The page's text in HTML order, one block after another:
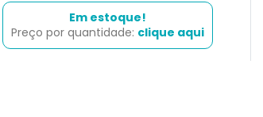
Em estoque!
Preço por quantidade: clique aqui